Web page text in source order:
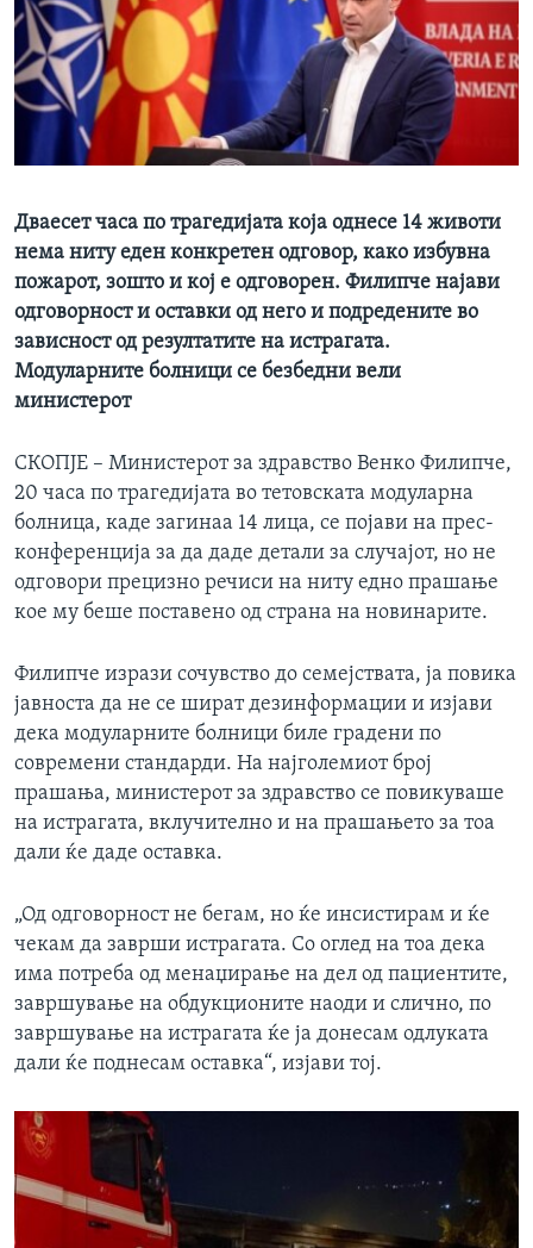
ИНТЕРВЈУА
Јазици
Дваесет часа по трагедијата која однесе 14 животи
нема ниту еден конкретен одговор, како избувна
пожарот, зошто и кој е одговорен. Филипче најави
одговорност и оставки од него и подредените во
зависност од резултатите на истрагата.
Модуларните болници се безбедни вели
министерот
СКОПЈЕ – Министерот за здравство Венко Филипче,
20 часа по трагедијата во тетовската модуларна
болница, каде загинаа 14 лица, се појави на прес-
конференција за да даде детали за случајот, но не
одговори прецизно речиси на ниту едно прашање
кое му беше поставено од страна на новинарите.
Филипче изрази сочувство до семејствата, ја повика
јавноста да не се шират дезинформации и изјави
дека модуларните болници биле градени по
современи стандарди. На најголемиот број
прашања, министерот за здравство се повикуваше
на истрагата, вклучително и на прашањето за тоа
дали ќе даде оставка.
„Од одговорност не бегам, но ќе инсистирам и ќе
чекам да заврши истрагата. Со оглед на тоа дека
има потреба од менаџирање на дел од пациентите,
завршување на обдукционите наоди и слично, по
завршување на истрагата ќе ја донесам одлуката
дали ќе поднесам оставка“, изјави тој.